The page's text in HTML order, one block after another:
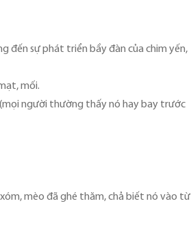
đến sự phát triển bầy đàn của chim yến,
mối.
người thường thấy nó hay bay trước
mèo đã ghé thăm, chả biết nó vào từ